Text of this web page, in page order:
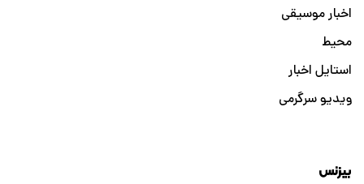
اخبار موسیقی
محیط
استایل اخبار
ویدیو سرگرمی
بیزنس